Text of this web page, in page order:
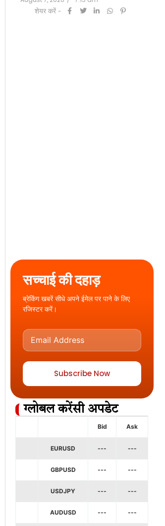
शेयर करें -
सच्चाई की दहाड़
ब्रेकिंग खबरें सीधे अपने ईमेल पर पाने के लिए
रजिस्टर करें।
Subscribe Now
ग्लोबल करेंसी अपडेट
Bid Ask
EURUSD --- ---
GBPUSD --- ---
USDJPY --- ---
AUDUSD --- ---